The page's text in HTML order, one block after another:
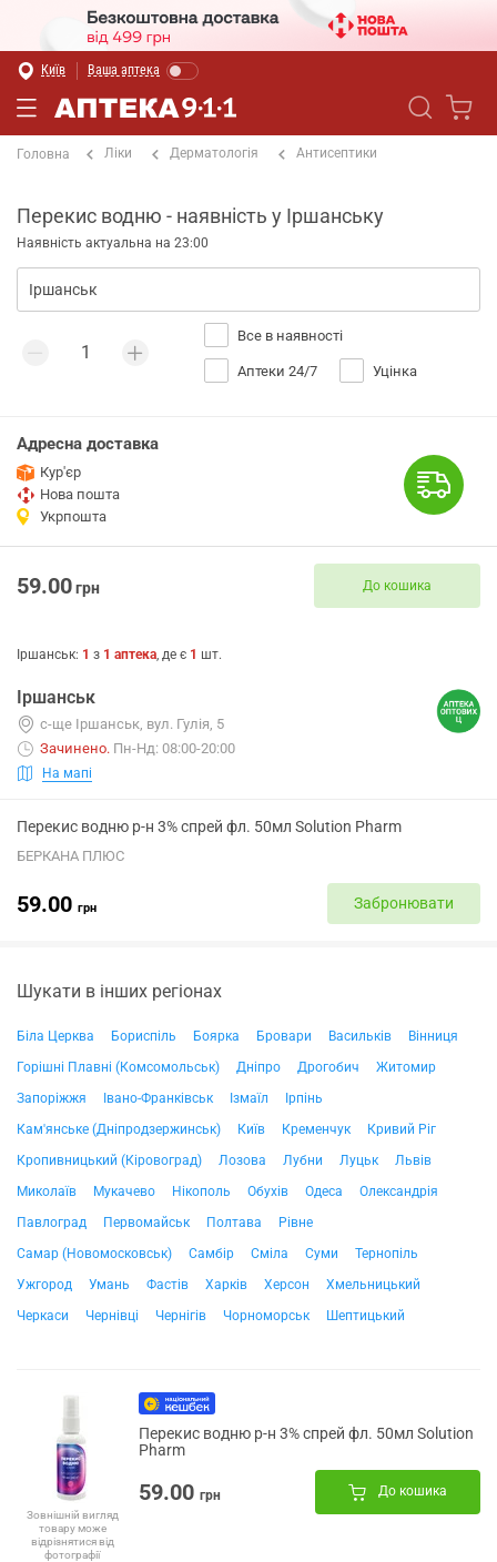
Київ Ваша аптека
Головна Ліки Дерматологія Антисептики
Перекис водню - наявність у Іршанську
Наявність актуальна на 23:00
Все в наявності
Аптеки 24/7 Уцінка
Адресна доставка
Кур'єр
Нова пошта
Укрпошта
59.00грн До кошика
Іршанськ: 1 з 1 аптека, де є 1 шт.
Іршанськ
с-ще Іршанськ, вул. Гулія, 5
Зачинено. Пн-Нд: 08:00-20:00
На мапі
Перекис водню р-н 3% спрей фл. 50мл Solution Pharm
БЕРКАНА ПЛЮС
59.00 грн Забронювати
Шукати в інших регіонах
Біла Церква Бориспіль Боярка Бровари Васильків
Вінниця
Горішні Плавні (Комсомольськ)
Дніпро Дрогобич
Житомир
Запоріжжя
Івано-Франківськ Ізмаїл
Ірпінь
Кам'янське (Дніпродзержинськ)
Київ Кременчук
Кривий Ріг
Кропивницький (Кіровоград)
Лозова Лубни Луцьк
Львів
Миколаїв
Мукачево Нікополь Обухів Одеса
Олександрія
Павлоград
Первомайськ Полтава
Рівне
Самар (Новомосковськ)
Самбір Сміла Суми
Тернопіль
Ужгород
Умань Фастів Харків Херсон
Хмельницький
Черкаси
Чернівці Чернігів Чорноморськ Шептицький
Зовнішній вигляд
товару може
відрізнятися від
фотографії
Перекис водню р-н 3% спрей фл. 50мл Solution
Pharm
59.00 грн До кошика